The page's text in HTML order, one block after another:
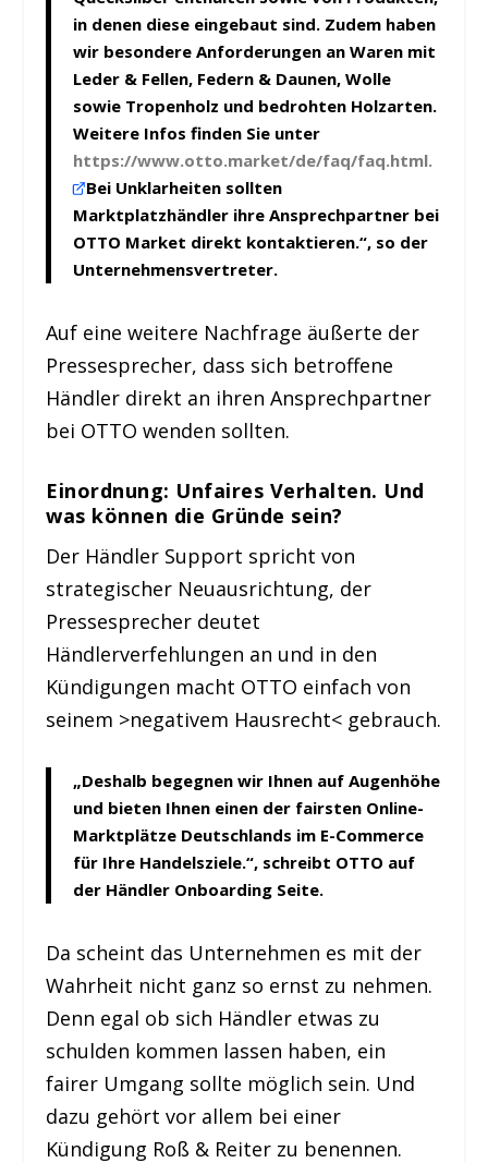
in denen diese eingebaut sind. Zudem haben
wir besondere Anforderungen an Waren mit
Leder & Fellen, Federn & Daunen, Wolle
sowie Tropenholz und bedrohten Holzarten.
Weitere Infos finden Sie unter
https://www.otto.market/de/faq/faq.html.
Bei Unklarheiten sollten
Marktplatzhändler ihre Ansprechpartner bei
OTTO Market direkt kontaktieren.“, so der
Unternehmensvertreter.
Auf eine weitere Nachfrage äußerte der
Pressesprecher, dass sich betroffene
Händler direkt an ihren Ansprechpartner
bei OTTO wenden sollten.
Einordnung: Unfaires Verhalten. Und
was können die Gründe sein?
Der Händler Support spricht von
strategischer Neuausrichtung, der
Pressesprecher deutet
Händlerverfehlungen an und in den
Kündigungen macht OTTO einfach von
seinem >negativem Hausrecht< gebrauch.
„Deshalb begegnen wir Ihnen auf Augenhöhe
und bieten Ihnen einen der fairsten Online-
Marktplätze Deutschlands im E-Commerce
für Ihre Handelsziele.“, schreibt OTTO auf
der Händler Onboarding Seite.
Da scheint das Unternehmen es mit der
Wahrheit nicht ganz so ernst zu nehmen.
Denn egal ob sich Händler etwas zu
schulden kommen lassen haben, ein
fairer Umgang sollte möglich sein. Und
dazu gehört vor allem bei einer
Kündigung Roß & Reiter zu benennen.